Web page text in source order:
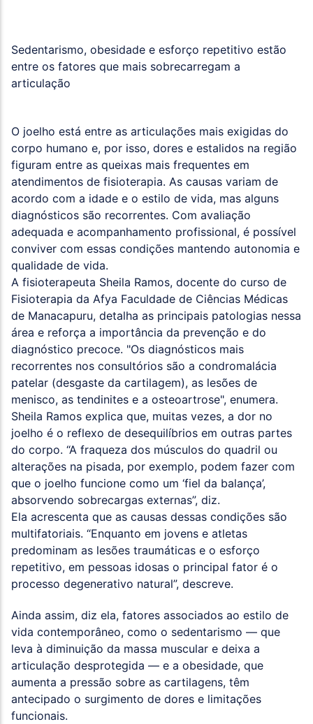
Sedentarismo, obesidade e esforço repetitivo estão
entre os fatores que mais sobrecarregam a
articulação
O joelho está entre as articulações mais exigidas do
corpo humano e, por isso, dores e estalidos na região
figuram entre as queixas mais frequentes em
atendimentos de fisioterapia. As causas variam de
acordo com a idade e o estilo de vida, mas alguns
diagnósticos são recorrentes. Com avaliação
adequada e acompanhamento profissional, é possível
conviver com essas condições mantendo autonomia e
qualidade de vida.
A fisioterapeuta Sheila Ramos, docente do curso de
Fisioterapia da Afya Faculdade de Ciências Médicas
de Manacapuru, detalha as principais patologias nessa
área e reforça a importância da prevenção e do
diagnóstico precoce. "Os diagnósticos mais
recorrentes nos consultórios são a condromalácia
patelar (desgaste da cartilagem), as lesões de
menisco, as tendinites e a osteoartrose", enumera.
Sheila Ramos explica que, muitas vezes, a dor no
joelho é o reflexo de desequilíbrios em outras partes
do corpo. “A fraqueza dos músculos do quadril ou
alterações na pisada, por exemplo, podem fazer com
que o joelho funcione como um ‘fiel da balança’,
absorvendo sobrecargas externas”, diz.
Ela acrescenta que as causas dessas condições são
multifatoriais. “Enquanto em jovens e atletas
predominam as lesões traumáticas e o esforço
repetitivo, em pessoas idosas o principal fator é o
processo degenerativo natural”, descreve.
Ainda assim, diz ela, fatores associados ao estilo de
vida contemporâneo, como o sedentarismo — que
leva à diminuição da massa muscular e deixa a
articulação desprotegida — e a obesidade, que
aumenta a pressão sobre as cartilagens, têm
antecipado o surgimento de dores e limitações
funcionais.